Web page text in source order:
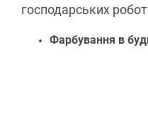
господарських
Фарбування в